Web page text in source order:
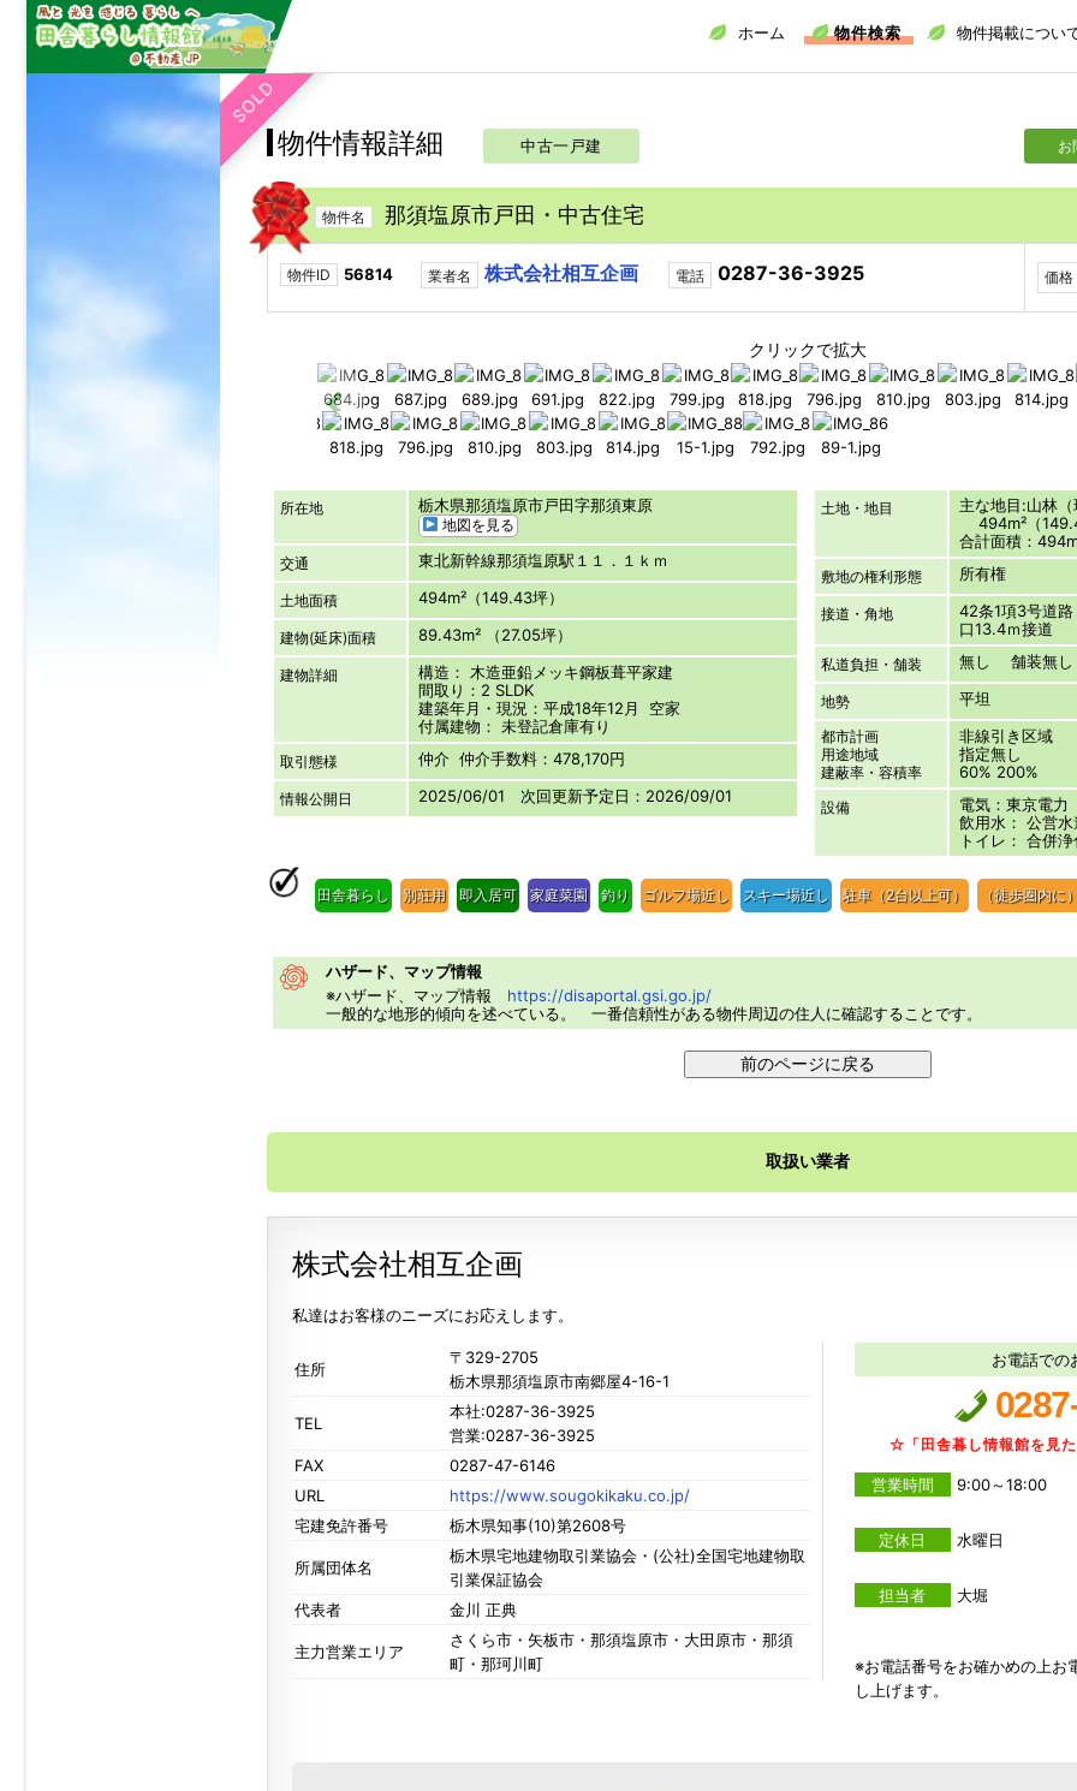
ホーム 物件検索 物件掲載につい
SOLD
物件情報詳細 中古一戸建 お
物件名 那須塩原市戸田・中古住宅
物件ID 56814 業者名 株式会社相互企画 電話 0287-36-3925 価格
クリックで拡大
所在地 栃木県那須塩原市戸田字那須東原
地図を見る
交通 東北新幹線那須塩原駅１１．１ｋｍ
土地面積 494m²（149.43坪）
建物(延床)面積 89.43m² （27.05坪）
建物詳細
構造： 木造亜鉛メッキ鋼板葺平家建
間取り：2 SLDK
建築年月・現況：平成18年12月 空家
付属建物： 未登記倉庫有り
取引態様 仲介 仲介手数料：478,170円
情報公開日 2025/06/01 次回更新予定日：2026/09/01
土地・地目
主な地目:山林
494m²（
合計面積：
敷地の権利形態 所有権
接道・角地
42条1項3号道
口13.4ｍ接道
私道負担・舗装 無し 舗装無し
地勢 平坦
都市計画
用途地域
建蔽率・容積率
非線引き区域
指定無し
60% 200%
設備
電気：東京電
飲用水： 公営
トイレ： 合併
田舎暮らし 別荘用 即入居可 家庭菜園 釣り ゴルフ場近し スキー場近し 駐車（2台以上可） （徒歩圏内に
ハザード、マップ情報
※ハザード、マップ情報 https://disaportal.gsi.go.jp/
一般的な地形的傾向を述べている。 一番信頼性がある物件周辺の住人に確認することです。
取扱い業者
株式会社相互企画
私達はお客様のニーズにお応えします。
住所
〒329-2705
栃木県那須塩原市南郷屋4-16-1
TEL
本社:0287-36-3925
営業:0287-36-3925
FAX
0287-47-6146
URL
https://www.sougokikaku.co.jp/
宅建免許番号
栃木県知事(10)第2608号
所属団体名
栃木県宅地建物取引業協会・(公社)全国宅地建物取
引業保証協会
代表者
金川 正典
主力営業エリア
さくら市・矢板市・那須塩原市・大田原市・那須
町・那珂川町
お電話での
☆「田舎暮し情報館を見
営業時間 9:00～18:00
定休日 水曜日
担当者 大堀
※お電話番号をお確かめの上お
し上げます。